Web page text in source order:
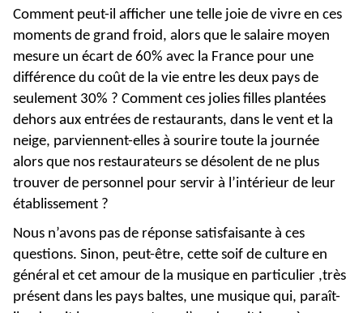
Comment peut-il afficher une telle joie de vivre en ces
moments de grand froid, alors que le salaire moyen
mesure un écart de 60% avec la France pour une
différence du coût de la vie entre les deux pays de
seulement 30% ? Comment ces jolies filles plantées
dehors aux entrées de restaurants, dans le vent et la
neige, parviennent-elles à sourire toute la journée
alors que nos restaurateurs se désolent de ne plus
trouver de personnel pour servir à l’intérieur de leur
établissement ?
Nous n’avons pas de réponse satisfaisante à ces
questions. Sinon, peut-être, cette soif de culture en
général et cet amour de la musique en particulier ,très
présent dans les pays baltes, une musique qui, paraît-